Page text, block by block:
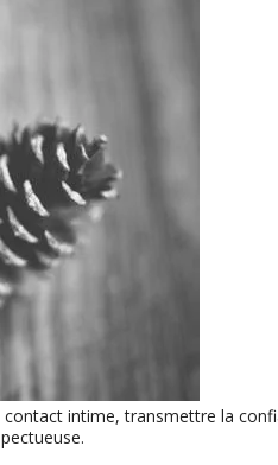
intime, transmettre la